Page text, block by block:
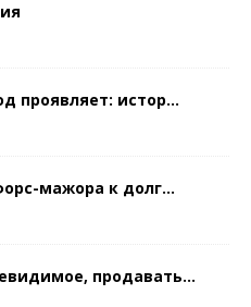
проявляет: истор...
мажора к долг...
продавать...